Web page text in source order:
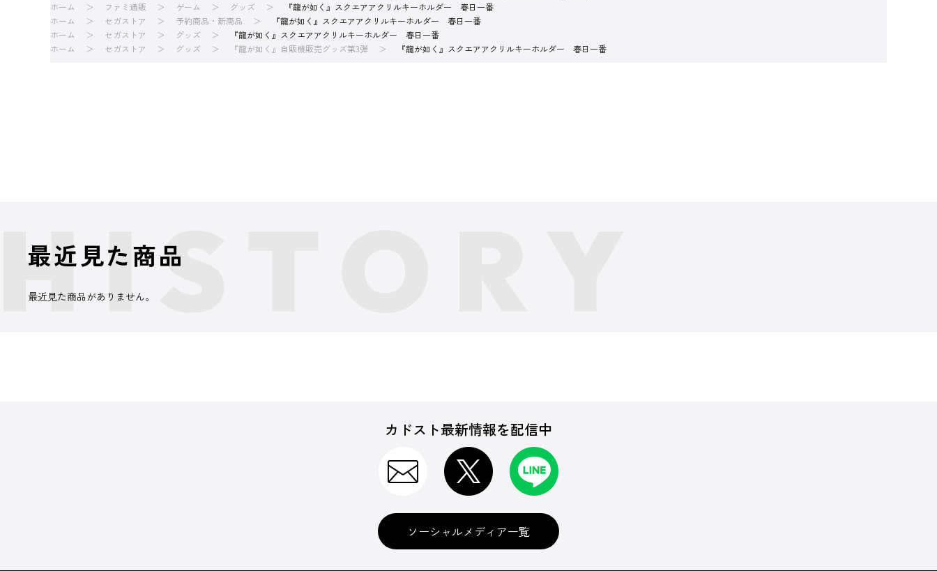
ホーム
ファミ通販 ゲーム グッズ
『龍が如く』スクエアアクリルキーホルダー 春日一番
ホーム
セガストア 予約商品・新商品
『龍が如く』スクエアアクリルキーホルダー 春日一番
ホーム
セガストア グッズ
『龍が如く』スクエアアクリルキーホルダー 春日一番
ホーム
セガストア グッズ 『龍が如く』自販機販売グッズ第3弾 『龍が如く』スクエアアクリルキーホルダー 春日一番
最近見た商品
最近見た商品がありません。
カドスト最新情報を配信中
ソーシャルメディア一覧